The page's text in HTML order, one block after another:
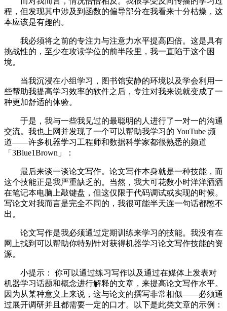
程，但发现其中涉及到函数的偏导部分在我看来十分枯燥，这
本应该是有趣的。
我必须将之前的专注力与注意力水平提高四倍。这是具有
挑战性的，至少在攻读学位的前半段里，我一直陷于这个困
境。
当我沉浸在小组学习，图书馆安静的环境以及学会利用一
些帮助我提高学习效率的软件之后，专注对我来说就变成了一
种更加舒适的体验。
于是，我与一些我见过的最聪明的人进行了一对一的沟通
交流。我也上网并发现了一个可以帮助我学习的 YouTube 频
道——许多机器学习工程师和数据科学家都很熟悉的频道
「3Blue1Brown」：
最后来谈一谈论文写作。论文写作本身就是一种技能，而
这个技能正是我严重缺乏的。当然，我大可花数小时洋洋洒洒
在笔记本电脑上敲键盘，但这仅限于代码调试或实现的时候。
写论文对我而言是完全不同的，我很可能半天连一句话都憋不
出。
论文写作是我必须通过定期训练来学习的技能。我没有在
网上找到可以帮助你特别针对获得机器学习论文写作技能的资
源。
小提示： 你可以通过练习写作以及通过在媒体上发表对
机器学习话题和概念进行解释的文章，来提高论文写作水平。
因为从某种意义上来说，这与论文的撰写非常相似——必须通
过展开调研并且都需要一定的口才。以下是此类文章的示例：